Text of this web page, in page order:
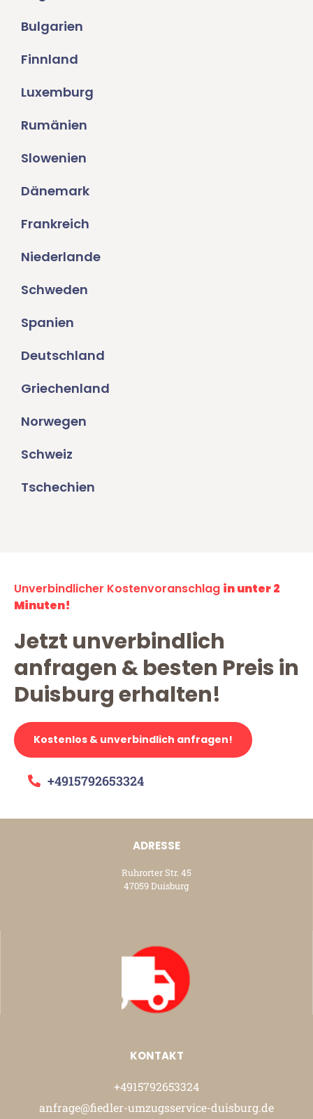
Bulgarien
Finnland
Luxemburg
Rumänien
Slowenien
Dänemark
Frankreich
Niederlande
Schweden
Spanien
Deutschland
Griechenland
Norwegen
Schweiz
Tschechien
Unverbindlicher Kostenvoranschlag in unter 2
Minuten!
Jetzt unverbindlich
anfragen & besten Preis in
Duisburg erhalten!
Kostenlos & unverbindlich anfragen!
+4915792653324
ADRESSE
Ruhrorter Str. 45
47059 Duisburg
KONTAKT
+4915792653324
anfrage@fiedler-umzugsservice-duisburg.de